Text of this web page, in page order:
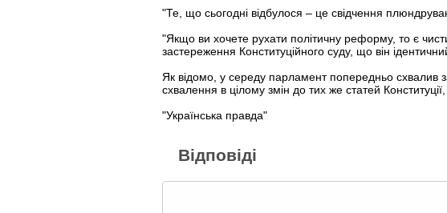
"Те, що сьогодні відбулося – це свідчення
"Якщо ви хочете рухати політичну реформу, то є
застереження Конституційного суду, що він
Як відомо, у середу парламент попередньо схвалив
схвалення в цілому змін до тих же статей
"Українська правда"
Відповіді